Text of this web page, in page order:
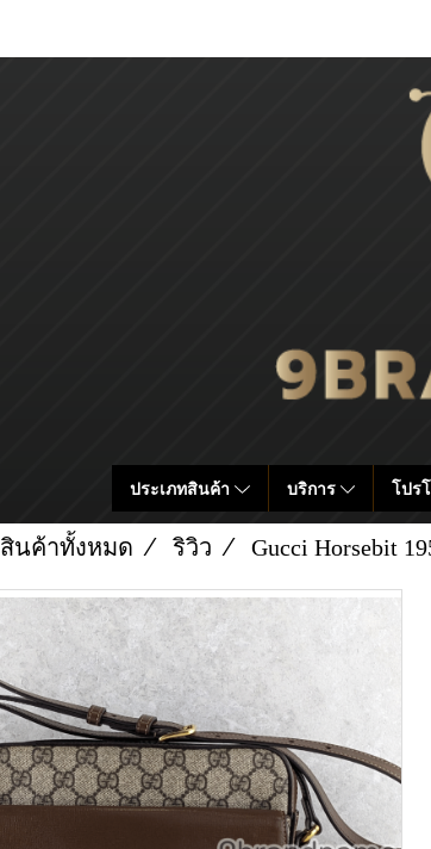
ประเภทสินค้า บริการ โปร
สินค้าทั้งหมด ริวิว Gucci Horsebit